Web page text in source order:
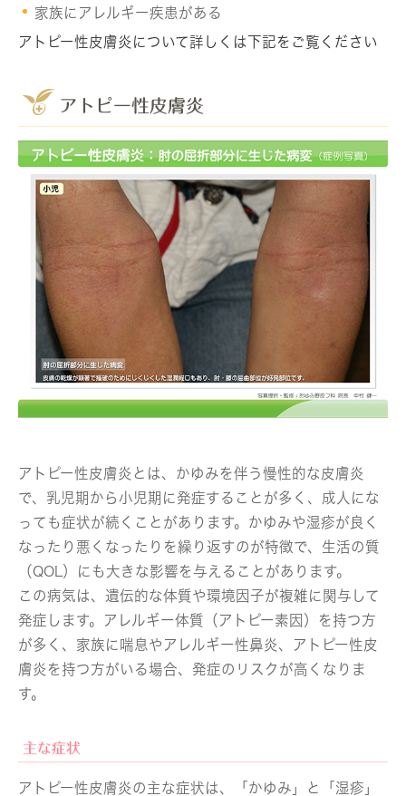
家族にアレルギー疾患がある
アトピー性皮膚炎について詳しくは下記をご覧ください
アトピー性皮膚炎
アトピー性皮膚炎とは、かゆみを伴う慢性的な皮膚炎
で、乳児期から小児期に発症することが多く、成人にな
っても症状が続くことがあります。かゆみや湿疹が良く
なったり悪くなったりを繰り返すのが特徴で、生活の質
（QOL）にも大きな影響を与えることがあります。
この病気は、遺伝的な体質や環境因子が複雑に関与して
発症します。アレルギー体質（アトピー素因）を持つ方
が多く、家族に喘息やアレルギー性鼻炎、アトピー性皮
膚炎を持つ方がいる場合、発症のリスクが高くなりま
す。
主な症状
アトピー性皮膚炎の主な症状は、「かゆみ」と「湿疹」